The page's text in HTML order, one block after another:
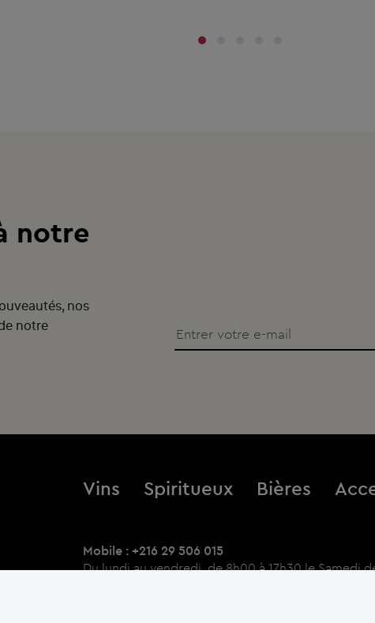
notre
nos
notre
Vins Spiritueux Bières
Mobile : +216 29 506 015
Du lundi au vendredi, de 8h00 à 17h30 le Samedi